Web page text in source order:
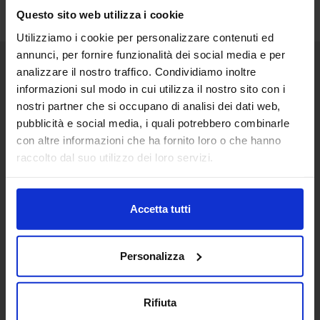
Questo sito web utilizza i cookie
Utilizziamo i cookie per personalizzare contenuti ed
annunci, per fornire funzionalità dei social media e per
analizzare il nostro traffico. Condividiamo inoltre
informazioni sul modo in cui utilizza il nostro sito con i
nostri partner che si occupano di analisi dei dati web,
pubblicità e social media, i quali potrebbero combinarle
con altre informazioni che ha fornito loro o che hanno
raccolto dal suo utilizzo dei loro servizi.
Accetta tutti
Personalizza
Rifiuta
Senaf srl
Via Eritrea 21/A
20157 | Milano | Italia
+ 39 02.332039460
In collaborazione con